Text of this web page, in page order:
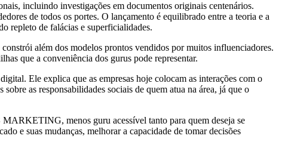
incluindo investigações em documentos originais centenários.
de todos os portes. O lançamento é equilibrado entre a teoria e a
repleto de falácias e superficialidades.
além dos modelos prontos vendidos por muitos influenciadores.
que a conveniência dos gurus pode representar.
Ele explica que as empresas hoje colocam as interações com o
as responsabilidades sociais de quem atua na área, já que o
menos guru acessível tanto para quem deseja se
e suas mudanças, melhorar a capacidade de tomar decisões